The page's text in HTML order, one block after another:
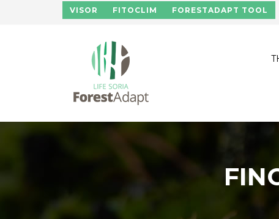
Skip to main content
VISOR FITOCLIM FORESTADAPT TOOL